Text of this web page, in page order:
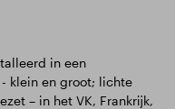
in een
klein en groot; lichte
– in het VK, Frankrijk,